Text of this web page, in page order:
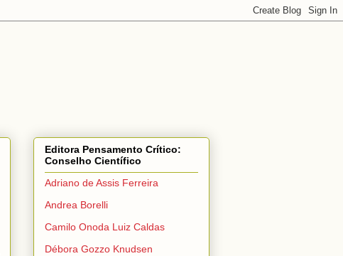
Editora Pensamento Crítico:
Conselho Científico
Adriano de Assis Ferreira
Andrea Borelli
Camilo Onoda Luiz Caldas
Débora Gozzo Knudsen